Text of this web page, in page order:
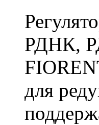
РДНК,
для